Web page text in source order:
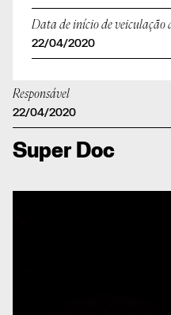
Data de início de veiculação
22/04/2020
Responsável
22/04/2020
Super Doc